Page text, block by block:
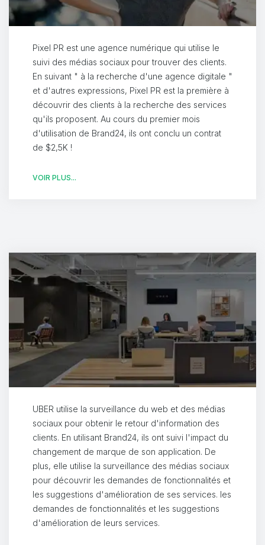
Pixel PR est une agence numérique qui utilise le
suivi des médias sociaux pour trouver des clients.
En suivant " à la recherche d'une agence digitale "
et d'autres expressions, Pixel PR est la première à
découvrir des clients à la recherche des services
qu'ils proposent. Au cours du premier mois
d'utilisation de Brand24, ils ont conclu un contrat
de $2,5K !
VOIR PLUS...
UBER utilise la surveillance du web et des médias
sociaux pour obtenir le retour d'information des
clients. En utilisant Brand24, ils ont suivi l'impact du
changement de marque de son application. De
plus, elle utilise la surveillance des médias sociaux
pour découvrir les demandes de fonctionnalités et
les suggestions d'amélioration de ses services. les
demandes de fonctionnalités et les suggestions
d'amélioration de leurs services.